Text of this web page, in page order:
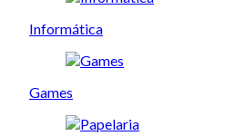
Informática
Games